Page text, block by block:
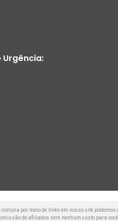
Urgência:
compra por meio de links em nosso site
de afiliados sem nenhum custo para você.